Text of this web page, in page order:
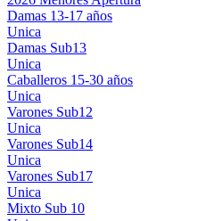
Damas 13-17 años
Unica
Damas Sub13
Unica
Caballeros 15-30 años
Unica
Varones Sub12
Unica
Varones Sub14
Unica
Varones Sub17
Unica
Mixto Sub 10